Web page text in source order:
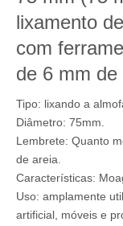
lixamento
com
de 6 mm
Tipo: lixando a
Diâmetro: 75mm.
Lembrete: Quanto
de areia.
Características:
Uso: amplamente
artificial, móveis e